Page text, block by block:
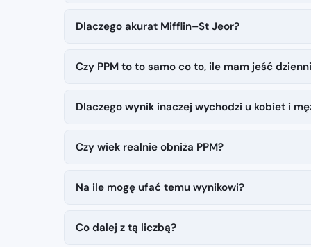
Dlaczego akurat Mifflin–St Jeor?
Czy PPM to to samo co to, ile mam jeść
Dlaczego wynik inaczej wychodzi u kobiet i
Czy wiek realnie obniża PPM?
Na ile mogę ufać temu wynikowi?
Co dalej z tą liczbą?